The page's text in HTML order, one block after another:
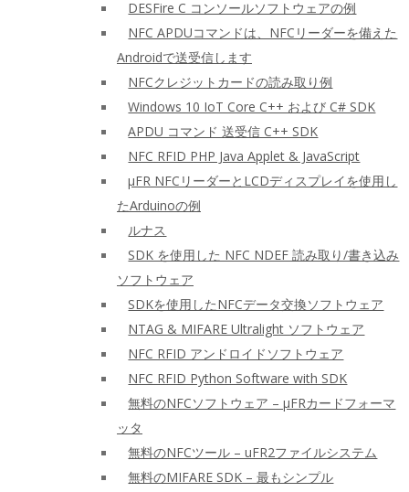
DESFire C コンソールソフトウェアの例
NFC APDUコマンドは、NFCリーダーを備えた
Androidで送受信します
NFCクレジットカードの読み取り例
Windows 10 IoT Core C++ および C# SDK
APDU コマンド 送受信 C++ SDK
NFC RFID PHP Java Applet & JavaScript
μFR NFCリーダーとLCDディスプレイを使用し
たArduinoの例
ルナス
SDK を使用した NFC NDEF 読み取り/書き込み
ソフトウェア
SDKを使用したNFCデータ交換ソフトウェア
NTAG & MIFARE Ultralight ソフトウェア
NFC RFID アンドロイドソフトウェア
NFC RFID Python Software with SDK
無料のNFCソフトウェア – μFRカードフォーマ
ッタ
無料のNFCツール – uFR2ファイルシステム
無料のMIFARE SDK – 最もシンプル